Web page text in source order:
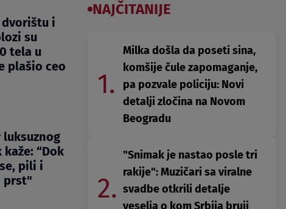
dvorištu i
su
tela u
plašio ceo
luksuznog
“Dok
pili i
prst"
NAJČITANIJE
1.
Milka došla da poseti sina,
komšije čule zapomaganje,
pa pozvale policiju: Novi
detalji zločina na Novom
Beogradu
2.
"Snimak je nastao posle tri
rakije": Muzičari sa viralne
svadbe otkrili detalje
veselja o kom Srbija bruji